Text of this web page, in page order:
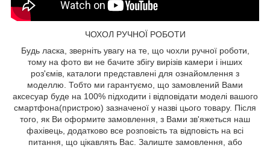
ЧОХОЛ РУЧНОЇ РОБОТИ
Будь ласка, зверніть увагу на те, що чохли ручної роботи,
тому на фото ви не бачите збігу вирізів камери і інших
роз'ємів, каталоги представлені для ознайомлення з
моделлю. Тобто ми гарантуємо, що замовлений Вами
аксесуар буде на 100% підходити і відповідати моделі вашого
смартфона(пристрою) зазначеної у назві цього товару. Після
того, як Ви оформите замовлення, з Вами зв'яжеться наш
фахівець, додатково все розповість та відповість на всі
питання, що цікавлять Вас. Залиште замовлення, або